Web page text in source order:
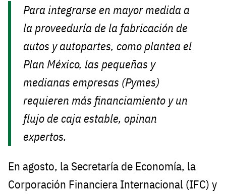
Para integrarse en mayor medida a
la proveeduría de la fabricación de
autos y autopartes, como plantea el
Plan México, las pequeñas y
medianas empresas (Pymes)
requieren más financiamiento y un
flujo de caja estable, opinan
expertos.
En agosto, la Secretaría de Economía, la
Corporación Financiera Internacional (IFC) y